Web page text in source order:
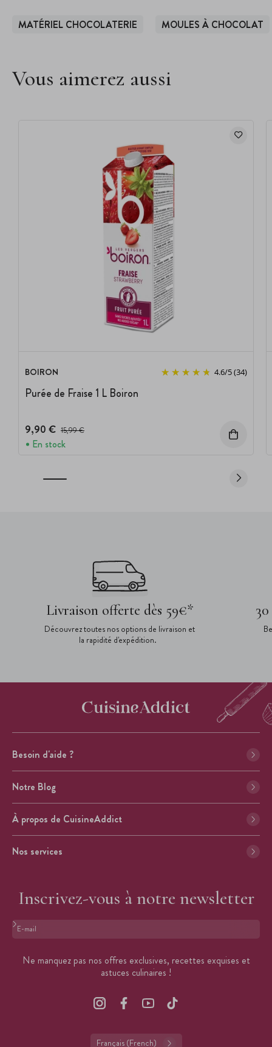
MATÉRIEL CHOCOLATERIE MOULES À CHOCOLAT
Vous aimerez aussi
BOIRON 4.6/5(34)
Purée de Fraise 1 L Boiron
9,90 € Prix avant réduction :
15,99 €
En stock
Livraison offerte dès 59€*
Découvrez toutes nos options de livraison et
la rapidité d'expédition.
Besoin d'aide ?
Notre Blog
À propos de CuisineAddict
Nos services
Inscrivez-vous à notre newsletter
Format : adresse@email.com
Ne manquez pas nos offres exclusives, recettes exquises et
astuces culinaires !
Français (French)